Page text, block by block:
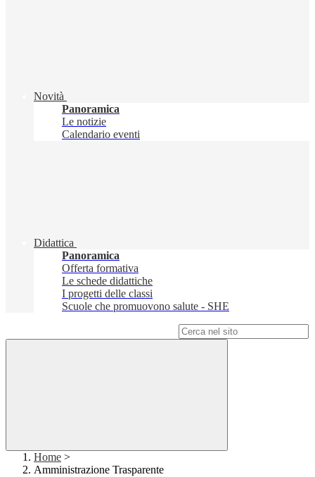
Novità
Panoramica
Le notizie
Calendario eventi
Didattica
Panoramica
Offerta formativa
Le schede didattiche
I progetti delle classi
Scuole che promuovono salute - SHE
Home >
Amministrazione Trasparente